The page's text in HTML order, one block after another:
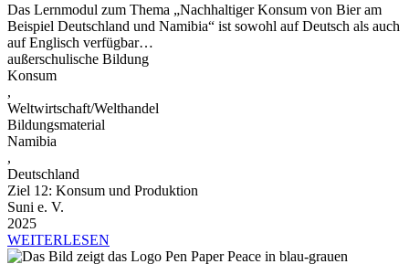
Das Lernmodul zum Thema „Nachhaltiger Konsum von Bier am
Beispiel Deutschland und Namibia“ ist sowohl auf Deutsch als auch
auf Englisch verfügbar…
außerschulische Bildung
Konsum
,
Weltwirtschaft/Welthandel
Bildungsmaterial
Namibia
,
Deutschland
Ziel 12: Konsum und Produktion
Suni e. V.
2025
WEITERLESEN